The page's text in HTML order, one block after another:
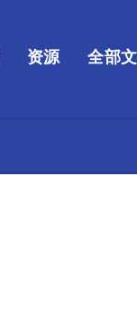
资源 全部